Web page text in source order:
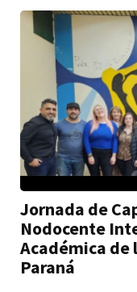
Jornada de
Nodocente
Académica de
Paraná